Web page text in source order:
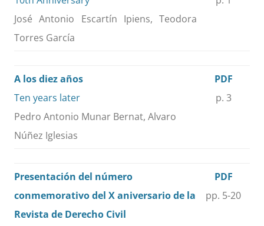
José Antonio Escartín Ipiens, Teodora
Torres García
A los diez años
Ten years later
Pedro Antonio Munar Bernat, Alvaro
Núñez Iglesias
PDF
p. 3
Presentación del número
conmemorativo del X aniversario de la
Revista de Derecho Civil
PDF
pp. 5-20